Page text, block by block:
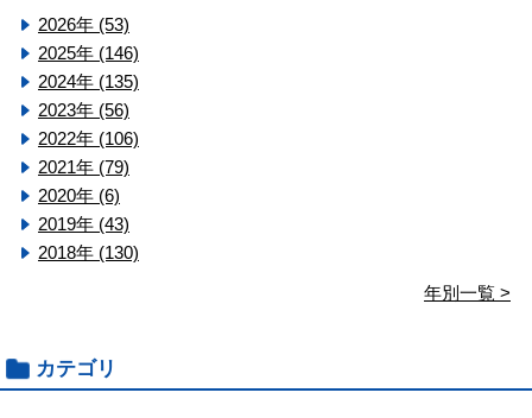
2026年 (53)
2025年 (146)
2024年 (135)
2023年 (56)
2022年 (106)
2021年 (79)
2020年 (6)
2019年 (43)
2018年 (130)
年別一覧 >
カテゴリ